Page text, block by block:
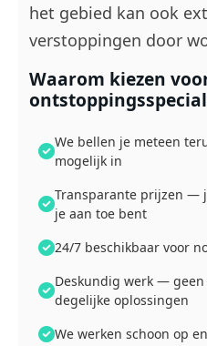
het gebied kan ook
verstoppingen door
Waarom kiezen
We bellen je meteen
mogelijk in
Transparante prijzen —
je aan toe bent
24/7 beschikbaar voor
Deskundig werk —
degelijke oplossingen
We werken schoon op